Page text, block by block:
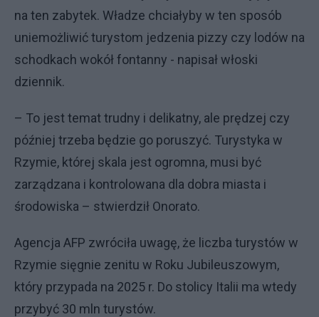
na ten zabytek. Władze chciałyby w ten sposób
uniemożliwić turystom jedzenia pizzy czy lodów na
schodkach wokół fontanny - napisał włoski
dziennik.
– To jest temat trudny i delikatny, ale prędzej czy
później trzeba będzie go poruszyć. Turystyka w
Rzymie, której skala jest ogromna, musi być
zarządzana i kontrolowana dla dobra miasta i
środowiska – stwierdził Onorato.
Agencja AFP zwróciła uwagę, że liczba turystów w
Rzymie sięgnie zenitu w Roku Jubileuszowym,
który przypada na 2025 r. Do stolicy Italii ma wtedy
przybyć 30 mln turystów.